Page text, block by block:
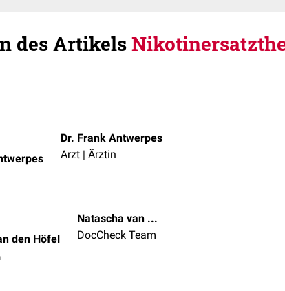
des Artikels
Dr. Frank Antwerpes
Arzt | Ärztin
den Höfel
Natascha van den Höfel
DocCheck Team